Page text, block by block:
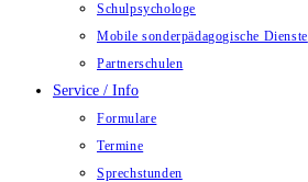
Schulpsychologe
Mobile sonderpädagogische Dienste
Partnerschulen
Service / Info
Formulare
Termine
Sprechstunden